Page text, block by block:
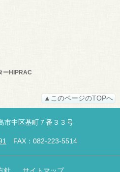
ーHIPRAC
▲このページのTOPへ
市中区基町７番３３号
FAX：082-223-5514